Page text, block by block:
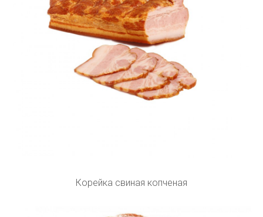
Корейка свиная копченая